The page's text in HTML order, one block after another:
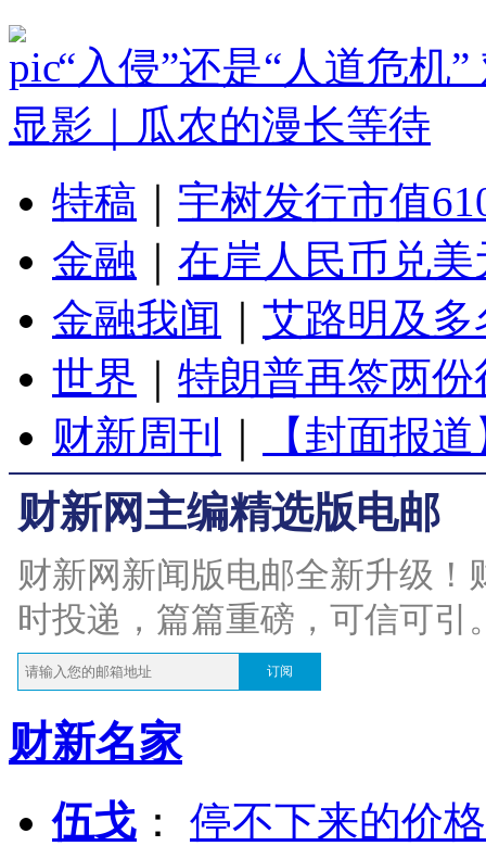
“入侵”还是“人道危机
显影｜瓜农的漫长等待
特稿
宇树发行市值
金融
在岸人民币兑
金融我闻
艾路明及
世界
特朗普再签两
财新周刊
【封面报
财新网主编精选版电邮
财新网新闻版电邮全新升级
时投递，篇篇重磅，可信可引
订阅
财新名家
伍戈 ： 停不下来的价